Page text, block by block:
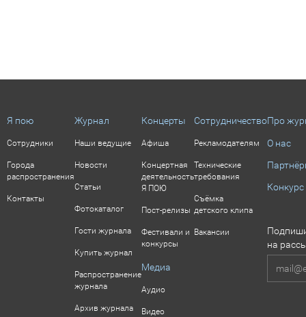
Я пою
Сотрудники
Города
распространения
Контакты
Журнал
Наши ведущие
Новости
Статьи
Фотокаталог
Гости журнала
Купить журнал
Распространение
журнала
Архив журнала
Концерты
Афиша
Концертная
деятельность
Я ПОЮ
Пост-релизы
Фестивали и
конкурсы
Медиа
Аудио
Видео
Сотрудничество
Рекламодателям
Технические
требования
Съёмка
детского клипа
Вакансии
Про
О нас
на